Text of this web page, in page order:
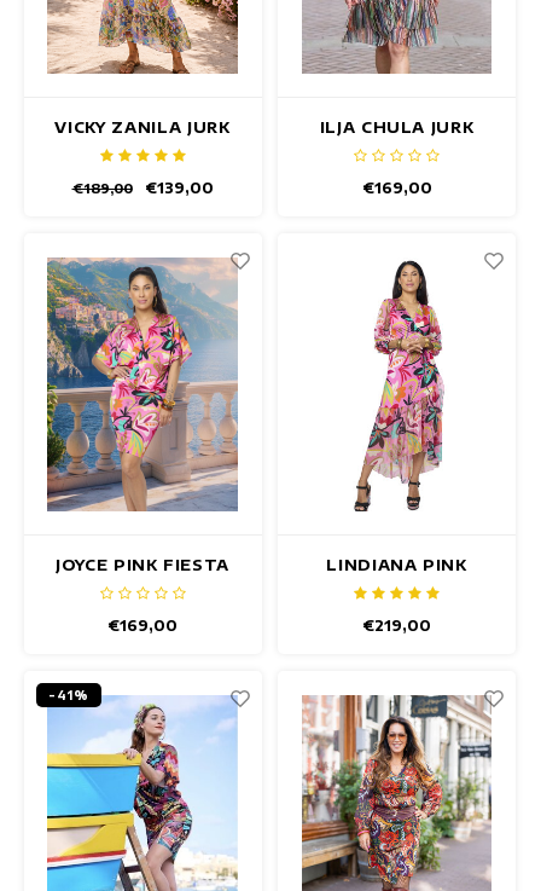
VICKY ZANILA JURK
€189,00 €139,00
ILJA CHULA JURK
€169,00
JOYCE PINK FIESTA
JURK
€169,00
LINDIANA PINK
FIESTA JURK
€219,00
-41%